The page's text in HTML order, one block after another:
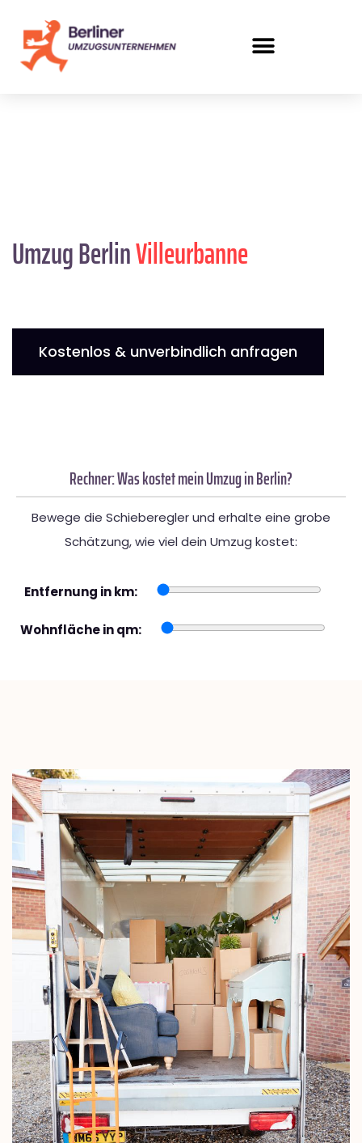
Umzug BerlinVilleurbanne
Kostenlos & unverbindlich anfragen
Rechner: Was kostet mein Umzug in Berlin?
Bewege die Schieberegler und erhalte eine grobe
Schätzung, wie viel dein Umzug kostet:
Entfernung in km:
Wohnfläche in qm: